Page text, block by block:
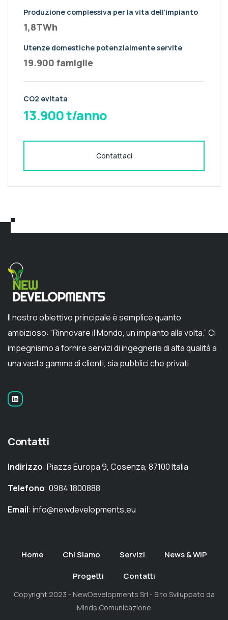
Produzione complessiva per la vita dell’impianto
1,8TWh
Utenze domestiche potenzialmente servite
19.900 famiglie
CO2 evitata
13.900 t/anno
Contattaci
Il nostro obiettivo principale è semplice quanto
ambizioso: “Rinnovare il Mondo, un impianto alla volta.” Ci
impegniamo a fornire servizi di ingegneria di alta qualità a
una vasta gamma di clienti, sia pubblici che privati.
Contatti
Indirizzo: Piazza Europa 9, Cosenza, 87100 Italia
Telefono: 0984 1800888
Email: info@newdevelopments.eu
Home Chi Siamo Servizi
News & WIP
Progetti
Contatti
Copyright 2023 - NewDevelopments Srl - Sito Sviluppato da
Minds Comunicazione